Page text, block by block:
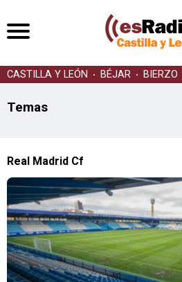
CASTILLA Y LEÓN BÉJAR BIERZO
Temas
Real Madrid Cf